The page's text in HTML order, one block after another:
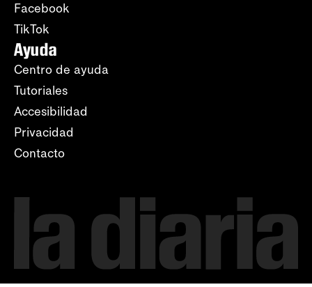
Facebook
TikTok
Ayuda
Centro de ayuda
Tutoriales
Accesibilidad
Privacidad
Contacto